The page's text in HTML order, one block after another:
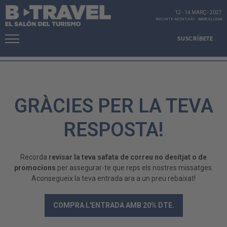
SUSCRÍBETE
12 - 14 MARÇ-2027
RECINTE MONTJUÏC - BARCELONA
GRÀCIES PER LA TEVA
RESPOSTA!
Recorda revisar la teva safata de correu no desitjat o de
promocions per assegurar-te que reps els nostres missatges.
Aconsegueix la teva entrada ara a un preu rebaixat!
COMPRA L'ENTRADA AMB 20% DTE.